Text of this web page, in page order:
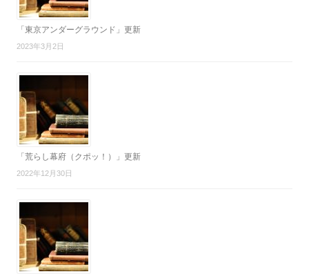
「東京アンダーグラウンド」更新
2023年3月2日
「荒らし幕府（クポッ！）」更新
2022年12月30日